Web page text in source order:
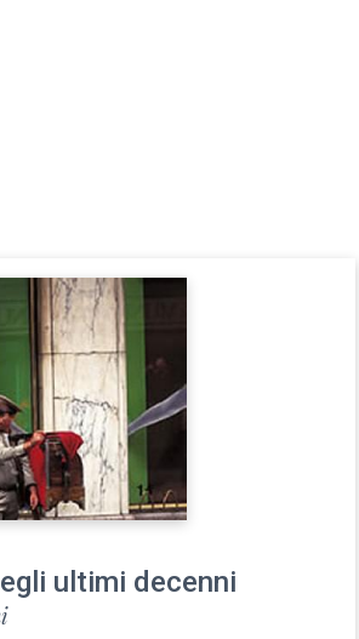
ultimi decenni